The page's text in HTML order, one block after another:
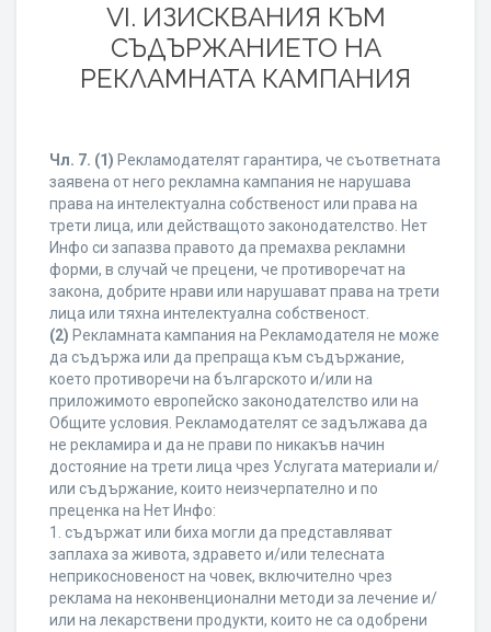
VI. ИЗИСКВАНИЯ КЪМ
СЪДЪРЖАНИЕТО НА
РЕКЛАМНАТА КАМПАНИЯ
Чл. 7. (1) Рекламодателят гарантира, че съответната
заявена от него рекламна кампания не нарушава
права на интелектуална собственост или права на
трети лица, или действащото законодателство. Нет
Инфо си запазва правото да премахва рекламни
форми, в случай че прецени, че противоречат на
закона, добрите нрави или нарушават права на трети
лица или тяхна интелектуална собственост.
(2) Рекламната кампания на Рекламодателя не може
да съдържа или да препраща към съдържание,
което противоречи на българското и/или на
приложимото европейско законодателство или на
Общите условия. Рекламодателят се задължава да
не рекламира и да не прави по никакъв начин
достояние на трети лица чрез Услугата материали и/
или съдържание, които неизчерпателно и по
преценка на Нет Инфо:
1. съдържат или биха могли да представляват
заплаха за живота, здравето и/или телесната
неприкосновеност на човек, включително чрез
реклама на неконвенционални методи за лечение и/
или на лекарствени продукти, които не са одобрени